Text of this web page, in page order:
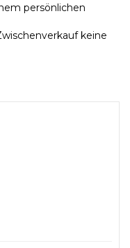
persönlichen
keine